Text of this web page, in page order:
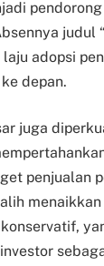
judul
adopsi
depan.
juga
penjualan